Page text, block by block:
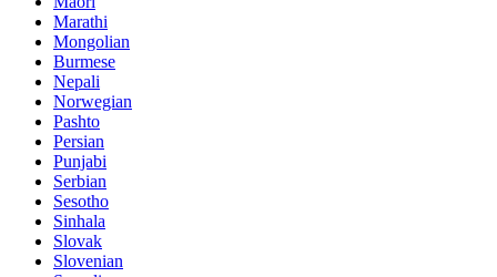
Marathi
Mongolian
Burmese
Nepali
Norwegian
Pashto
Persian
Punjabi
Serbian
Sesotho
Sinhala
Slovak
Slovenian